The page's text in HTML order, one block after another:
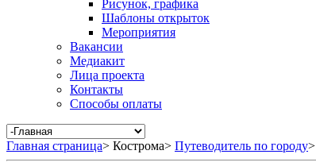
Рисунок, графика
Шаблоны открыток
Мероприятия
Вакансии
Медиакит
Лица проекта
Контакты
Способы оплаты
Главная страница> Кострома> Путеводитель по городу>